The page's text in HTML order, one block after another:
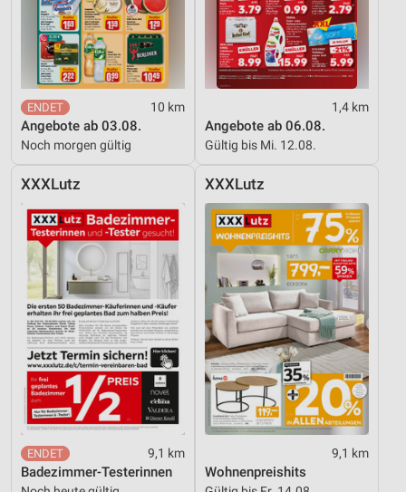
10 km
Angebote ab 03.08.
Noch morgen gültig
1,4 km
Angebote ab 06.08.
Gültig bis Mi. 12.08.
XXXLutz
9,1 km
Badezimmer-Testerinnen
XXXLutz
9,1 km
Wohnenpreishits